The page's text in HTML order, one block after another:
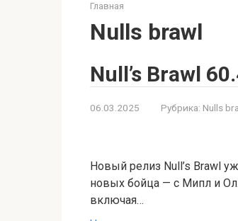
Главная
Nulls brawl
Null’s Brawl
06.03.2025 Рубрика: Nulls
Новый релиз Null’s Brawl
новых бойца — с Мипл и
включая…